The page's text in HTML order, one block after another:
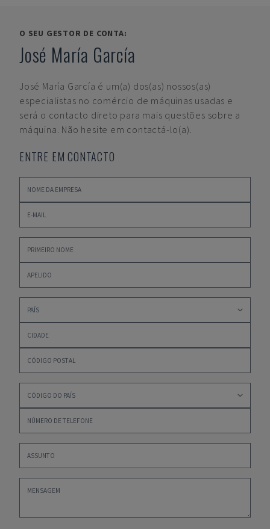
O SEU GESTOR DE CONTA:
José María García
José María García é um(a) dos(as) nossos(as)
especialistas no comércio de máquinas usadas e
será o contacto direto para mais questões sobre a
máquina. Não hesite em contactá-lo(a).
ENTRE EM CONTACTO